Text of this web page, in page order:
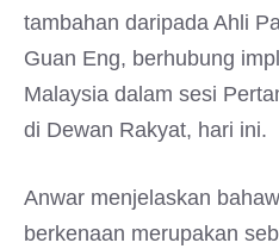
tambahan daripada Ahli
Guan Eng, berhubung
Malaysia dalam sesi
di Dewan Rakyat, hari ini.
Anwar menjelaskan
berkenaan merupakan